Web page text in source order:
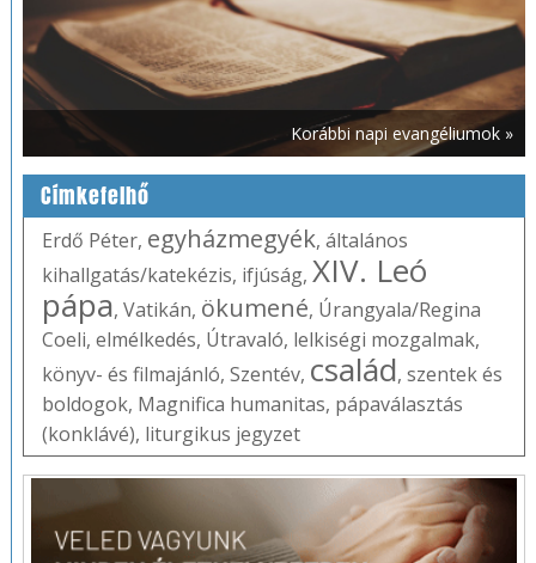
Korábbi napi evangéliumok »
Címkefelhő
Erdő Péter, egyházmegyék, általános
kihallgatás/katekézis, ifjúság, XIV. Leó
pápa, Vatikán, ökumené, Úrangyala/Regina
Coeli, elmélkedés, Útravaló, lelkiségi mozgalmak,
könyv- és filmajánló, Szentév, család, szentek és
boldogok, Magnifica humanitas, pápaválasztás
(konklávé), liturgikus jegyzet